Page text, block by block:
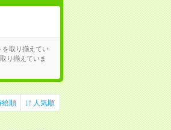
を取り揃えてい
り揃えていま
給順 人気順